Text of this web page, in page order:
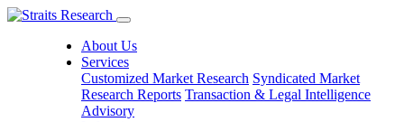
About Us
Services
Customized Market Research Syndicated Market
Research Reports Transaction & Legal Intelligence
Advisory